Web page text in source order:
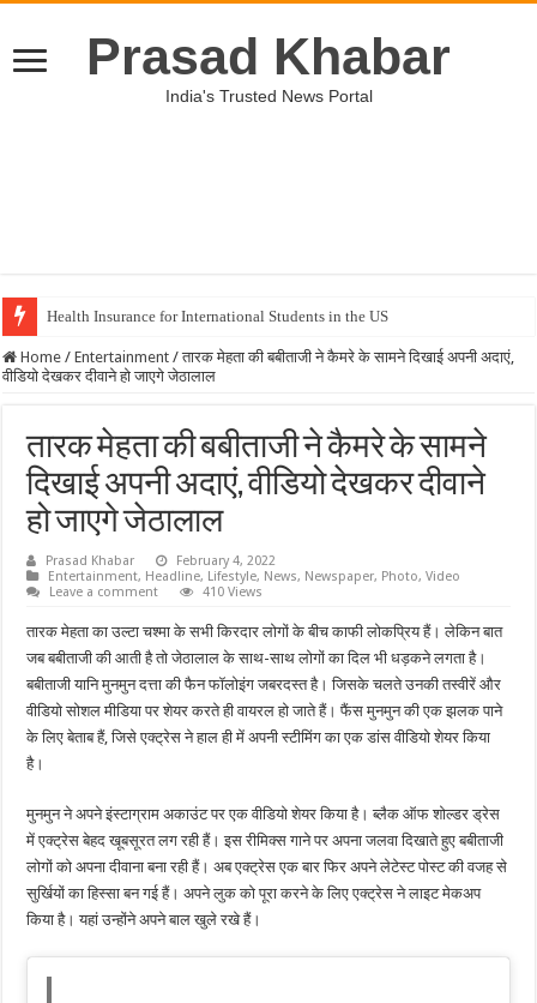
Prasad Khabar
India's Trusted News Portal
Health Insurance for International Students in the US
Home / Entertainment / तारक मेहता की बबीताजी ने कैमरे के सामने दिखाई अपनी अदाएं,
वीडियो देखकर दीवाने हो जाएगे जेठालाल
तारक मेहता की बबीताजी ने कैमरे के सामने
दिखाई अपनी अदाएं, वीडियो देखकर दीवाने
हो जाएगे जेठालाल
Prasad Khabar
February 4, 2022
Entertainment, Headline, Lifestyle, News, Newspaper, Photo,Video
Leave a comment
410 Views
तारक मेहता का उल्टा चश्मा के सभी किरदार लोगों के बीच काफी लोकप्रिय हैं। लेकिन बात
जब बबीताजी की आती है तो जेठालाल के साथ-साथ लोगों का दिल भी धड़कने लगता है।
बबीताजी यानि मुनमुन दत्ता की फैन फॉलोइंग जबरदस्त है। जिसके चलते उनकी तस्वीरें और
वीडियो सोशल मीडिया पर शेयर करते ही वायरल हो जाते हैं। फैंस मुनमुन की एक झलक पाने
के लिए बेताब हैं, जिसे एक्ट्रेस ने हाल ही में अपनी स्टीमिंग का एक डांस वीडियो शेयर किया
है।
मुनमुन ने अपने इंस्टाग्राम अकाउंट पर एक वीडियो शेयर किया है। ब्लैक ऑफ शोल्डर ड्रेस
में एक्ट्रेस बेहद खूबसूरत लग रही हैं। इस रीमिक्स गाने पर अपना जलवा दिखाते हुए बबीताजी
लोगों को अपना दीवाना बना रही हैं। अब एक्ट्रेस एक बार फिर अपने लेटेस्ट पोस्ट की वजह से
सुर्खियों का हिस्सा बन गई हैं। अपने लुक को पूरा करने के लिए एक्ट्रेस ने लाइट मेकअप
किया है। यहां उन्होंने अपने बाल खुले रखे हैं।